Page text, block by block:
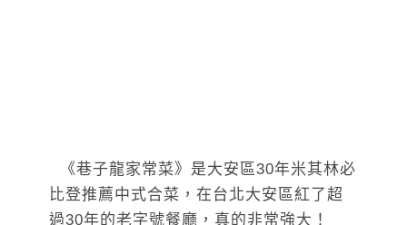
《巷子龍家常菜》是大安區30年米其林必
比登推薦中式合菜，在台北大安區紅了超
過30年的老字號餐廳，真的非常強大！